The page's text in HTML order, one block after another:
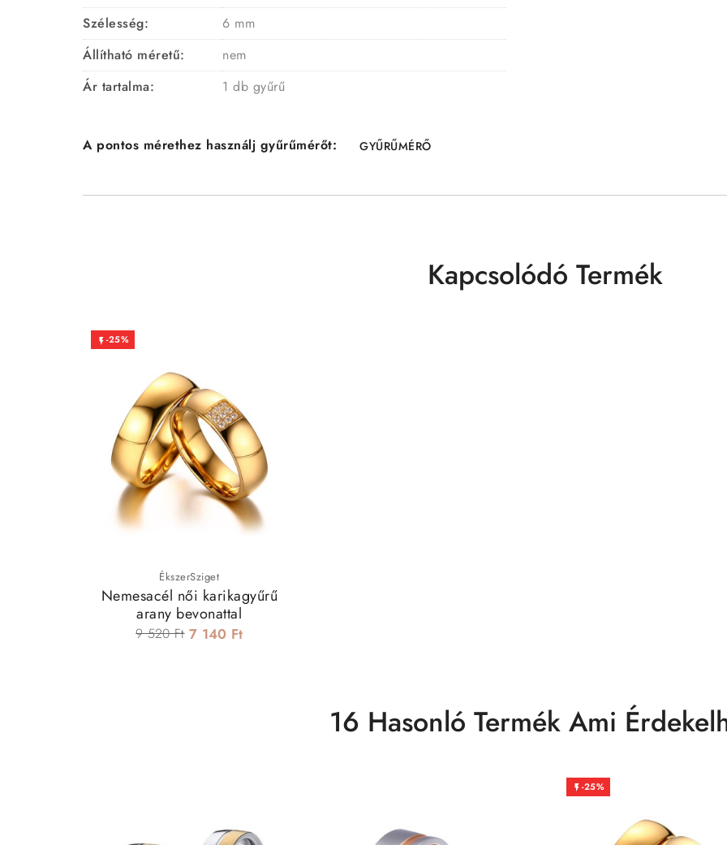
Szélesség:
6 mm
Állítható méretű:
nem
Ár tartalma:
1 db gyűrű
A pontos mérethez használj gyűrűmérőt: GYŰRŰMÉRŐ
Kapcsolódó Termék
 -25%
ÉkszerSziget
Nemesacél női karikagyűrű
arany bevonattal
9 520 Ft 7 140 Ft
16 Hasonló Termék Ami
 -25%